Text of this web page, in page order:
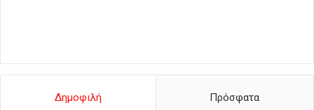
Δημοφιλή Πρόσφατα